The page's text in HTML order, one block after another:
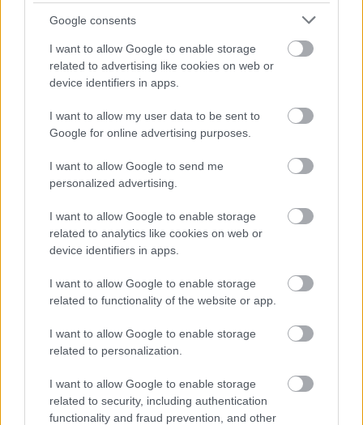
Google consents
I want to allow Google to enable storage
related to advertising like cookies on web or
device identifiers in apps.
I want to allow my user data to be sent to
Google for online advertising purposes.
I want to allow Google to send me
personalized advertising.
I want to allow Google to enable storage
related to analytics like cookies on web or
device identifiers in apps.
I want to allow Google to enable storage
related to functionality of the website or app.
I want to allow Google to enable storage
related to personalization.
I want to allow Google to enable storage
related to security, including authentication
functionality and fraud prevention, and other
Az elmúlt években ugyan mérséklődött az egyajánlatos
közbeszerzések aránya, 2025-ben azonban megtorpant ez
a csökkenés. Egyelőre nem világos, hogy ez
Lapszemle 2026. 02. 28.
Mészáros Lőrinc bankja újabb
skalpot gyűjtött be